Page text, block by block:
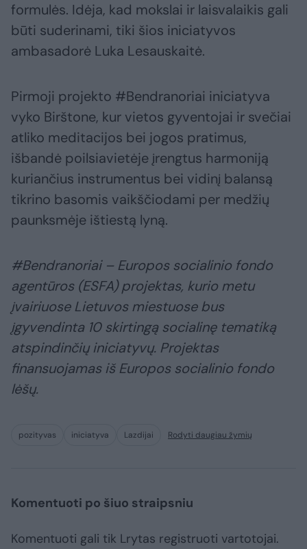
formulės. Idėja, kad mokslai ir laisvalaikis gali
būti suderinami, tiki šios iniciatyvos
ambasadorė Luka Lesauskaitė.
Pirmoji projekto #Bendranoriai iniciatyva
vyko Birštone, kur vietos gyventojai ir svečiai
atliko meditacijos bei jogos pratimus,
išbandė poilsiavietėje įrengtus harmoniją
kuriančius instrumentus bei vidinį balansą
tikrino basomis vaikščiodami per medžių
paunksmėje ištiestą lyną.
#Bendranoriai – Europos socialinio fondo
agentūros (ESFA) projektas, kurio metu
įvairiuose Lietuvos miestuose bus
įgyvendinta 10 skirtingą socialinę tematiką
atspindinčių iniciatyvų. Projektas
finansuojamas iš Europos socialinio fondo
lėšų.
pozityvas iniciatyva Lazdijai Rodyti daugiau žymių
Komentuoti po šiuo straipsniu
Komentuoti gali tik Lrytas registruoti vartotojai.